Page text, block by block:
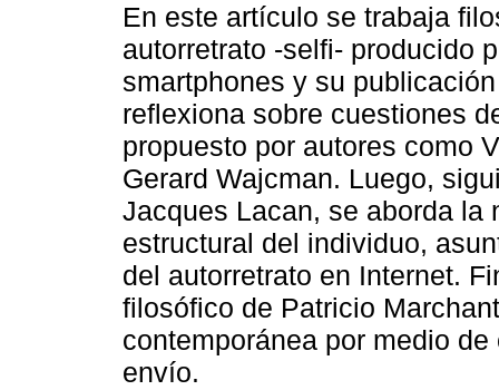
En este artículo se trabaja
autorretrato -selfi- producido
smartphones y su
reflexiona sobre cuestiones
propuesto por autores como
Gerard Wajcman. Luego,
Jacques Lacan, se aborda la
estructural del individuo,
del autorretrato en Internet.
filosófico de Patricio
contemporánea por medio
envío.